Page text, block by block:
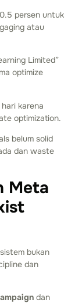
persen untuk
atau
Limited”
optimize
karena
optimization.
belum solid
dan waste
Meta
bukan
dan
dan